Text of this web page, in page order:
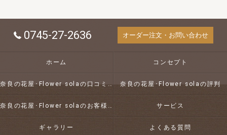
0745-27-2636 オーダー注文・お問い合わせ
ホーム コンセプト
奈良の花屋･Flower solaの口コミ情報 奈良の花屋･Flower solaの評判
奈良の花屋･Flower solaのお客様の声 サービス
ギャラリー よくある質問